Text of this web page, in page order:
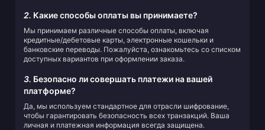
2. Какие способы оплаты вы принимаете?
Мы принимаем различные способы оплаты, включая
кредитные/дебетовые карты, электронные кошельки и
банковские переводы. Пожалуйста, ознакомьтесь со списком
доступных вариантов при оформлении заказа.
3. Безопасно ли совершать платежи на вашей
платформе?
Да, мы используем стандартное для отрасли шифрование,
чтобы гарантировать безопасность всех транзакций. Ваша
личная и платежная информация всегда защищена.